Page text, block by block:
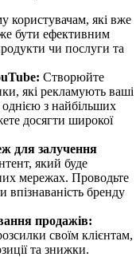
користувачам, які вже
бути ефективним
чи послуги та
Створюйте
які рекламують ваші
з найбільших
досягти широкої
для залучення
який буде
мережах. Проводьте
впізнаваність бренду
продажів:
своїм клієнтам,
та знижки.